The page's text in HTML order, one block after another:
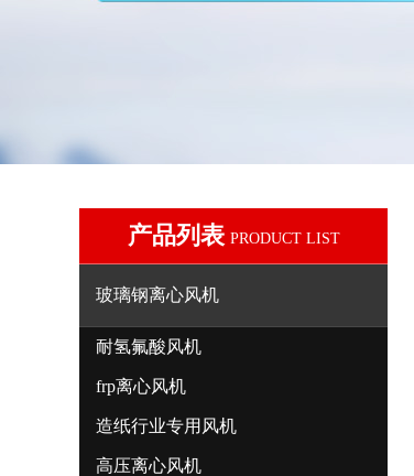
产品列表 PRODUCT LIST
玻璃钢离心风机
耐氢氟酸风机
frp离心风机
造纸行业专用风机
高压离心风机